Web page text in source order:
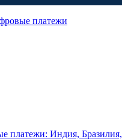
платежи
платежи: Индия, Бразилия,